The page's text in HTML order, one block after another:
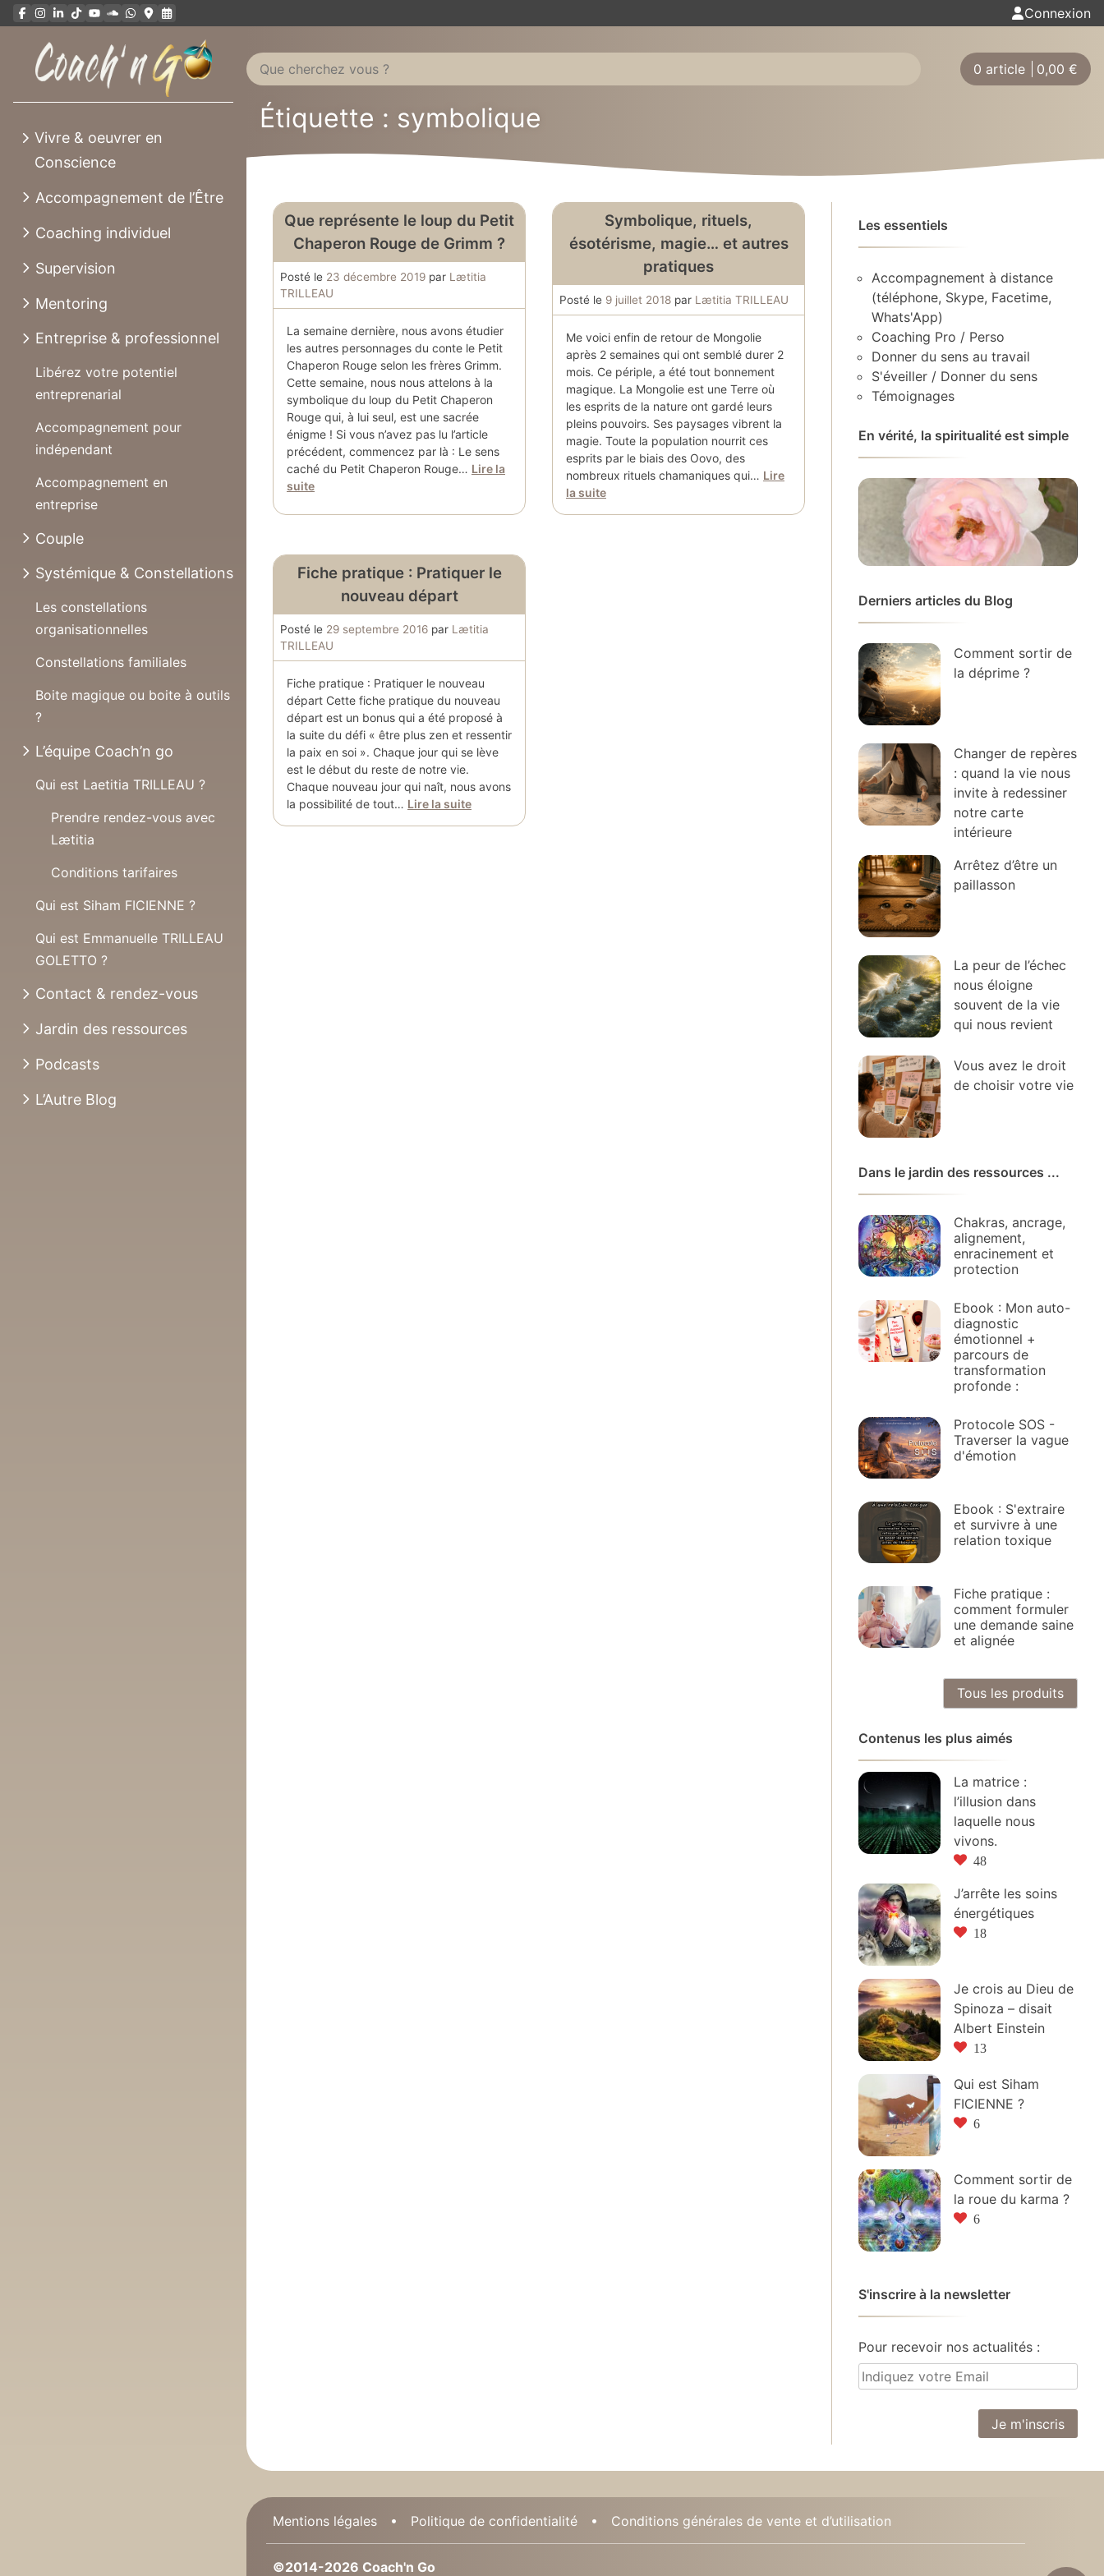
Connexion
contenu
Vivre & oeuvrer en
Conscience
Accompagnement de l’Être
Coaching individuel
Supervision
Mentoring
Entreprise & professionnel
Libérez votre potentiel
entreprenarial
Accompagnement pour
indépendant
Accompagnement en
entreprise
Couple
Systémique & Constellations
Les constellations
organisationnelles
Constellations familiales
Boite magique ou boite à outils
?
L’équipe Coach’n go
Qui est Laetitia TRILLEAU ?
Prendre rendez-vous avec
Lætitia
Conditions tarifaires
Qui est Siham FICIENNE ?
Qui est Emmanuelle TRILLEAU
GOLETTO ?
Contact & rendez-vous
Jardin des ressources
Podcasts
L’Autre Blog
0 article 0,00 €
Étiquette : symbolique
Que représente le loup du Petit
Chaperon Rouge de Grimm ?
Posté le 23 décembre 2019 par Lætitia
TRILLEAU
La semaine dernière, nous avons étudier
les autres personnages du conte le Petit
Chaperon Rouge selon les frères Grimm.
Cette semaine, nous nous attelons à la
symbolique du loup du Petit Chaperon
Rouge qui, à lui seul, est une sacrée
énigme ! Si vous n’avez pas lu l’article
précédent, commencez par là : Le sens
caché du Petit Chaperon Rouge… Lire la
suite
Symbolique, rituels,
ésotérisme, magie… et autres
pratiques
Posté le 9 juillet 2018 par Lætitia TRILLEAU
Me voici enfin de retour de Mongolie
après 2 semaines qui ont semblé durer 2
mois. Ce périple, a été tout bonnement
magique. La Mongolie est une Terre où
les esprits de la nature ont gardé leurs
pleins pouvoirs. Ses paysages vibrent la
magie. Toute la population nourrit ces
esprits par le biais des Oovo, des
nombreux rituels chamaniques qui… Lire
la suite
Fiche pratique : Pratiquer le
nouveau départ
Posté le 29 septembre 2016 par Lætitia
TRILLEAU
Fiche pratique : Pratiquer le nouveau
départ Cette fiche pratique du nouveau
départ est un bonus qui a été proposé à
la suite du défi « être plus zen et ressentir
la paix en soi ». Chaque jour qui se lève
est le début du reste de notre vie.
Chaque nouveau jour qui naît, nous avons
la possibilité de tout… Lire la suite
Les essentiels
Accompagnement à distance
(téléphone, Skype, Facetime,
Whats'App)
Coaching Pro / Perso
Donner du sens au travail
S'éveiller / Donner du sens
Témoignages
En vérité, la spiritualité est simple
Derniers articles du Blog
Comment sortir de
la déprime ?
Changer de repères
: quand la vie nous
invite à redessiner
notre carte
intérieure
Arrêtez d’être un
paillasson
La peur de l’échec
nous éloigne
souvent de la vie
qui nous revient
Vous avez le droit
de choisir votre vie
Dans le jardin des ressources ...
Chakras, ancrage,
alignement,
enracinement et
protection
Ebook : Mon auto-
diagnostic
émotionnel +
parcours de
transformation
profonde :
Protocole SOS -
Traverser la vague
d'émotion
Ebook : S'extraire
et survivre à une
relation toxique
Fiche pratique :
comment formuler
une demande saine
et alignée
Tous les produits
Contenus les plus aimés
La matrice :
l’illusion dans
laquelle nous
vivons.
48
J’arrête les soins
énergétiques
18
Je crois au Dieu de
Spinoza – disait
Albert Einstein
13
Qui est Siham
FICIENNE ?
6
Comment sortir de
la roue du karma ?
6
S'inscrire à la newsletter
Pour recevoir nos actualités :
Mentions légales Politique de confidentialité Conditions générales de vente et d’utilisation
©2014-2026 Coach'n Go